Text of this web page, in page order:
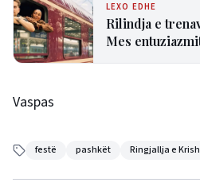
LEXO EDHE
Rilindja e
Mes
Vaspas
festë pashkët Ringjallja e